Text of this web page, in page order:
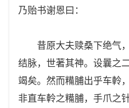
乃贻书谢恩曰：
昔原大夫赎桑下绝气，
结脉，世著其神。设曩之
竭矣。然而糒脯出乎车軨
非直车軨之糒脯，手爪之